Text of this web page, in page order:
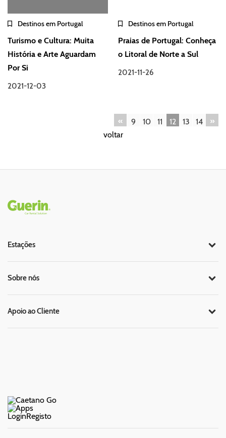
Destinos em Portugal
Turismo e Cultura: Muita
História e Arte Aguardam
Por Si
2021-12-03
Destinos em Portugal
Praias de Portugal: Conheça
o Litoral de Norte a Sul
2021-11-26
« 9 10 11 12 13 14
»
voltar
Rodapé
Estações
Sobre nós
Apoio ao Cliente
LoginRegisto